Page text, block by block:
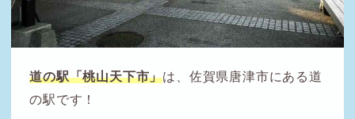
道の駅「桃山天下市」は、佐賀県唐津市にある道
の駅です！